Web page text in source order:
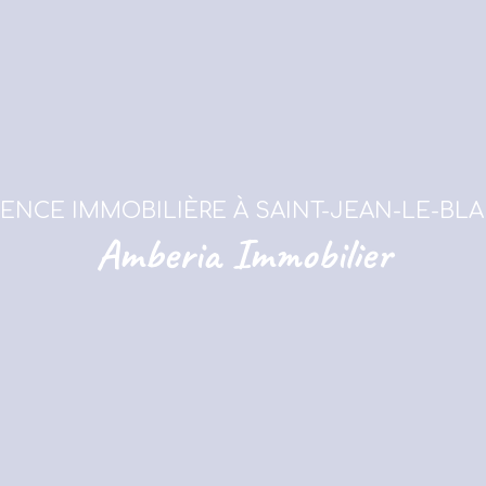
IMMOBILIÈRE À SAINT-JEAN-LE-
Amberia Immobilier